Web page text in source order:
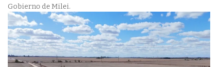
Gobierno de Milei.